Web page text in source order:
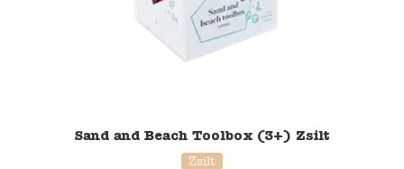
Sand and Beach Toolbox (3+) Zsilt
Zsilt